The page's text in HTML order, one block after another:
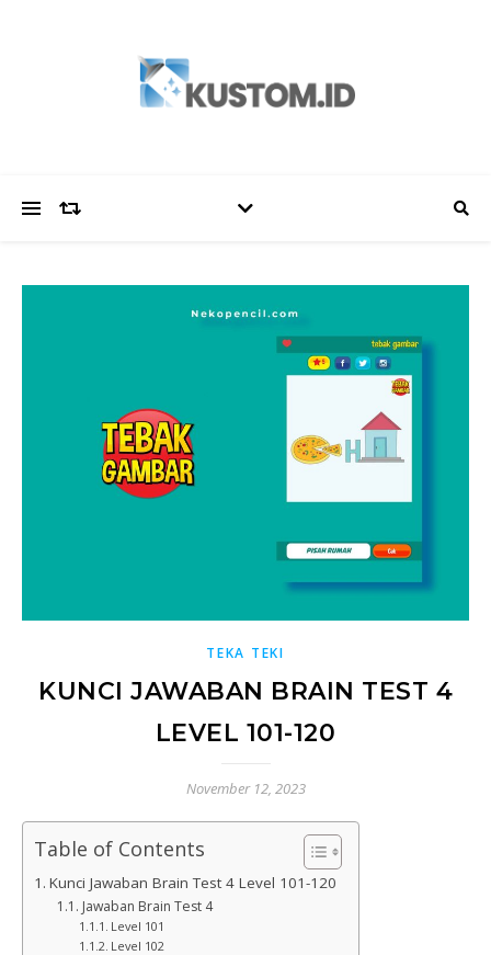
TEKA TEKI
KUNCI JAWABAN BRAIN TEST 4
LEVEL 101-120
November 12, 2023
Table of Contents
Kunci Jawaban Brain Test 4 Level 101-120
Jawaban Brain Test 4
Level 101
Level 102